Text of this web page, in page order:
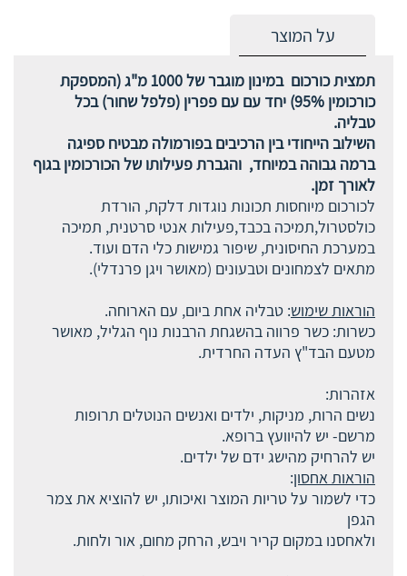
על המוצר
תמצית כורכום במינון מוגבר של 1000 מ"ג (המספקת
כורכומין 95%) יחד עם עם פפרין (פלפל שחור) בכל
טבליה.
השילוב הייחודי בין הרכיבים בפורמולה מבטיח ספיגה
ברמה גבוהה במיוחד, והגברת פעילותו של הכורכומין בגוף
לאורך זמן.
לכורכום מיוחסות תכונות נוגדות דלקת, הורדת
כולסטרול,תמיכה בכבד,פעילות אנטי סרטנית, תמיכה
במערכת החיסונית, שיפור גמישות כלי הדם ועוד.
מתאים לצמחונים וטבעונים (מאושר ויגן פרנדלי).
הוראות שימוש: טבליה אחת ביום, עם הארוחה.
כשרות: כשר פרווה בהשגחת הרבנות נוף הגליל, מאושר
מטעם הבד"ץ העדה החרדית.
אזהרות:
נשים הרות, מניקות, ילדים ואנשים הנוטלים תרופות
מרשם- יש להיוועץ ברופא.
יש להרחיק מהישג ידם של ילדים.
הוראות אחסון:
כדי לשמור על טריות המוצר ואיכותו, יש להוציא את צמר
הגפן
ולאחסנו במקום קריר ויבש, הרחק מחום, אור ולחות.